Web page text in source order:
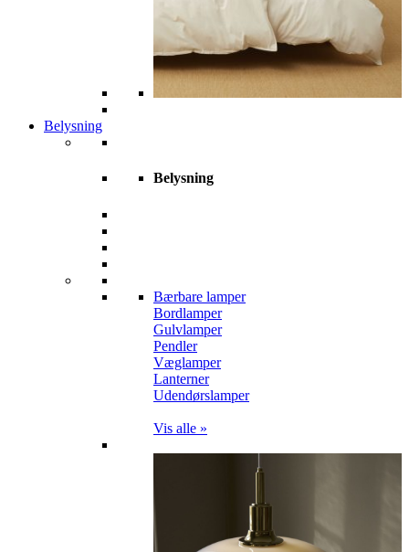
Belysning
Belysning
Bærbare lamper
Bordlamper
Gulvlamper
Pendler
Væglamper
Lanterner
Udendørslamper
Vis alle »